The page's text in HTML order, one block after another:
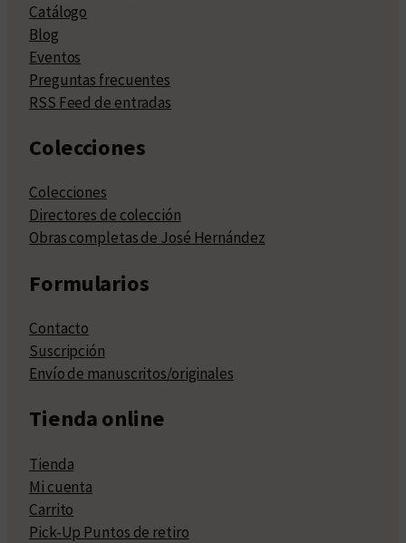
Catálogo
Blog
Eventos
Preguntas frecuentes
RSS Feed de entradas
Colecciones
Colecciones
Directores de colección
Obras completas de José Hernández
Formularios
Contacto
Suscripción
Envío de manuscritos/originales
Tienda online
Tienda
Mi cuenta
Carrito
Pick-Up Puntos de retiro